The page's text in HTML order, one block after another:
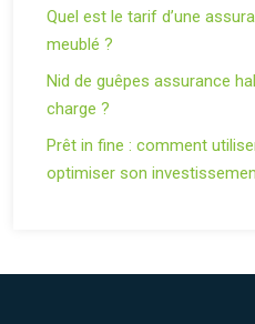
Quel est le tarif d’une
meublé ?
Nid de guêpes assurance
charge ?
Prêt in fine : comment
optimiser son